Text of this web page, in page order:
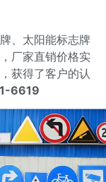
、太阳能标志牌
厂家直销价格实
获得了客户的认
6619